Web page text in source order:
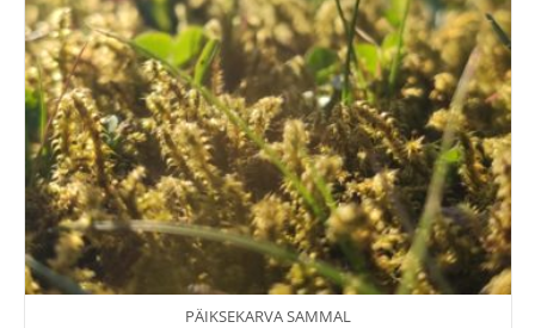
PÄIKSEKARVA SAMMAL